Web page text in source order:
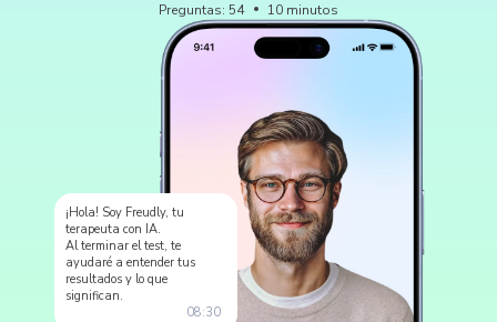
Preguntas: 54 10 minutos
¡Hola! Soy Freudly, tu
terapeuta con IA.
Al terminar el test, te
ayudaré a entender tus
resultados y lo que
significan.
08:30